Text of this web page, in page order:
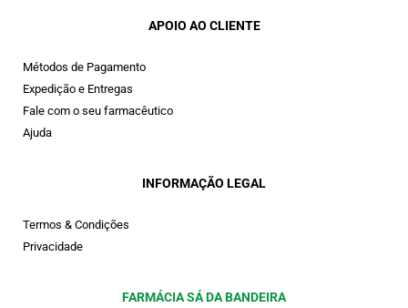
APOIO AO CLIENTE
Métodos de Pagamento
Expedição e Entregas
Fale com o seu farmacêutico
Ajuda
INFORMAÇÃO LEGAL
Termos & Condições
Privacidade
FARMÁCIA SÁ DA BANDEIRA